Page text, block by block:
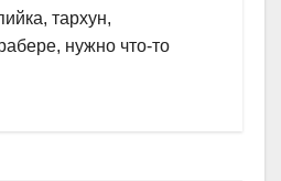
тархун,
нужно что-то